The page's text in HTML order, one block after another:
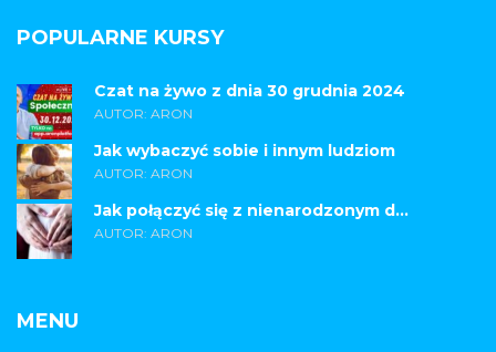
POPULARNE KURSY
Czat na żywo z dnia 30 grudnia 2024
AUTOR: ARON
Jak wybaczyć sobie i innym ludziom
AUTOR: ARON
Jak połączyć się z nienarodzonym d...
AUTOR: ARON
MENU